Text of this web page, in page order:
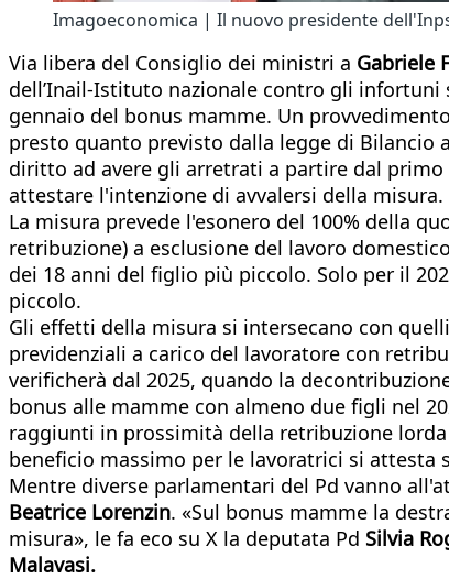
Imagoeconomica | Il nuovo presidente
Via libera del Consiglio dei ministri a Gabriele
dell’Inail-Istituto nazionale contro gli
gennaio del bonus mamme. Un
presto quanto previsto dalla legge di Bilancio
diritto ad avere gli arretrati a partire dal primo
attestare l'intenzione di avvalersi della
La misura prevede l'esonero del 100% della
retribuzione) a esclusione del lavoro
dei 18 anni del figlio più piccolo. Solo per il
piccolo.
Gli effetti della misura si intersecano con
previdenziali a carico del lavoratore con
verificherà dal 2025, quando la
bonus alle mamme con almeno due figli nel
raggiunti in prossimità della retribuzione
beneficio massimo per le lavoratrici si attesta
Mentre diverse parlamentari del Pd vanno
Beatrice Lorenzin. «Sul bonus mamme la
misura», le fa eco su X la deputata Pd Silvia
Malavasi.